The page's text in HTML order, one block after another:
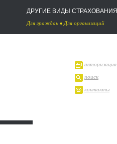
ДРУГИЕ ВИДЫ СТРАХОВАНИЯ
Для граждан •Для организаций
авторизация
поиск
контакты